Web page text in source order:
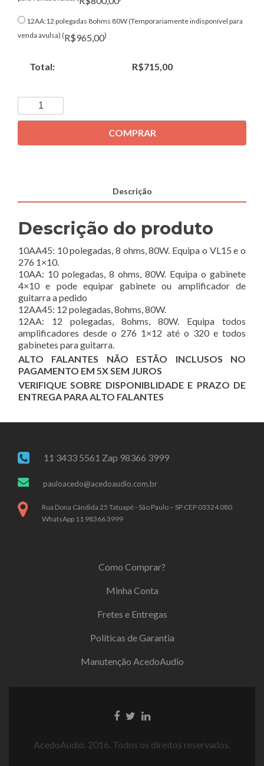
12AA:12 polegadas 8ohms 80W (Temporariamente indisponível para
venda avulsa) (R$965,00)
Total: R$715,00
COMPRAR
Descrição
Descrição do produto
10AA45: 10 polegadas, 8 ohms, 80W. Equipa o VL15 e o
276 1×10.
10AA: 10 polegadas, 8 ohms, 80W. Equipa o gabinete
4×10 e pode equipar gabinete ou amplificador de
guitarra a pedido
12AA45: 12 polegadas, 8ohms, 80W.
12AA: 12 polegadas, 8ohms, 80W. Equipa todos
amplificadores desde o 276 1×12 até o 320 e todos
gabinetes para guitarra.
ALTO FALANTES NÃO ESTÃO INCLUSOS NO
PAGAMENTO EM 5X SEM JUROS
VERIFIQUE SOBRE DISPONIBLIDADE E PRAZO DE
ENTREGA PARA ALTO FALANTES
11 3433 5561 Zap 98366 3999
pauloacedo@acedoaudio.com.br
Rua Dona Cândida 25 Tatuapé - São Paulo – SP CEP 03324 080
WhatsApp 11 98366 3999
Como Comprar?
Minha Conta
Fretes e Entregas
Políticas de Garantia
Manutenção AcedoAudio
AcedoAudio. 2016. Todos os direitos reservados.